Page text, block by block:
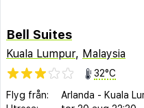
Bell Suites
Kuala Lumpur, Malaysia
32°C
Flyg från:
Arlanda - Kuala